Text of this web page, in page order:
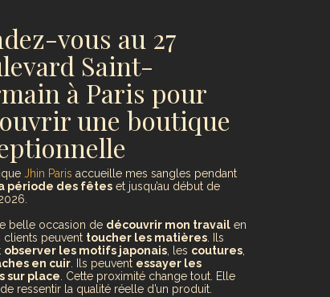
vous au 27
Saint-
à Paris pour
une boutique
Jhin Paris accueille mes sangles pendant
période des fêtes et jusqu’au début de
belle occasion de découvrir mon travail en
clients peuvent toucher les matières . Ils
observer les motifs japonais , les coutures
en cuir . Ils peuvent essayer les
sur place . Cette proximité change tout. Elle
ressentir la qualité réelle d’un produit.